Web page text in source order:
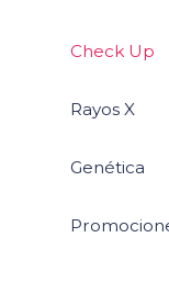
Check Up
Rayos X
Genética